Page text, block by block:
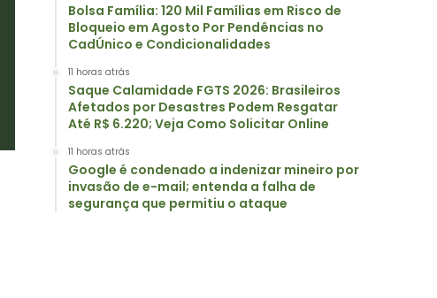
Bolsa Família: 120 Mil Famílias em Risco de
Bloqueio em Agosto Por Pendências no
CadÚnico e Condicionalidades
11 horas atrás
Saque Calamidade FGTS 2026: Brasileiros
Afetados por Desastres Podem Resgatar
Até R$ 6.220; Veja Como Solicitar Online
11 horas atrás
Google é condenado a indenizar mineiro por
invasão de e-mail; entenda a falha de
segurança que permitiu o ataque